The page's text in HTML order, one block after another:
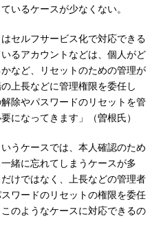
いるケースが少なくない。
セルフサービス化で対応できる
るアカウントなどは、個人がど
など、リセットのための管理が
上長などに管理権限を委任し
除やパスワードのリセットを管
になってきます」（曽根氏）
うケースでは、本人確認のため
緒に忘れてしまうケースが多
けではなく、上長などの管理者
ワードのリセットの権限を委任
のようなケースに対応できるの